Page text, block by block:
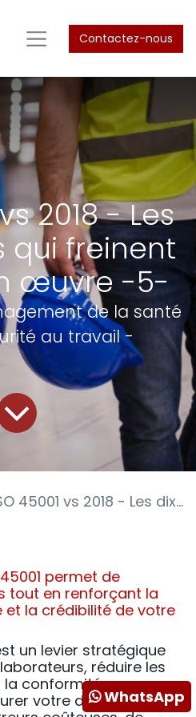
Contactez-nous
2018 - Les
qui freinent
œuvre -5-
de la santé
au travail -
45001 vs 2018 - Les dix erreurs qui freinent la mise en œuvre -5-
permet de
tout en renforçant la
la crédibilité de votre
un levier stratégique
réduire les
la conformité
votre démarche
WhatsApp